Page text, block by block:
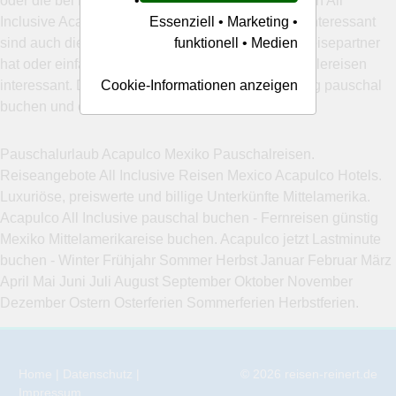
Inclusive Acapulco Mexiko Reiseangebote. Sehr interessant
sind auch die Angebote bei . Wenn man keinen Reisepartner
hat oder einfach allein verreisen möchte, sind Singlereisen
interessant. Die Flugreise Acapulco Mexiko günstig pauschal
buchen und einen traumhaften Urlaub verbringen.
Pauschalurlaub Acapulco Mexiko Pauschalreisen.
Reiseangebote All Inclusive Reisen Mexico Acapulco Hotels.
Luxuriöse, preiswerte und billige Unterkünfte Mittelamerika.
Acapulco All Inclusive pauschal buchen - Fernreisen günstig
Mexiko Mittelamerikareise buchen. Acapulco jetzt Lastminute
buchen - Winter Frühjahr Sommer Herbst Januar Februar März
April Mai Juni Juli August September Oktober November
Dezember Ostern Osterferien Sommerferien Herbstferien.
Essenziell • Marketing •
funktionell • Medien
Cookie-Informationen anzeigen